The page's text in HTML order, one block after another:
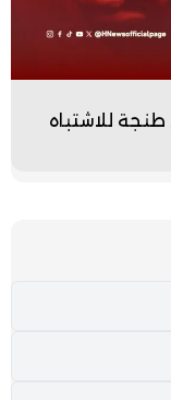
للاشتباه